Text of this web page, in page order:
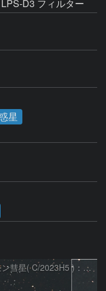
D3 フィルター
星
レモン彗星( C/2023H5 )：2026/05/20